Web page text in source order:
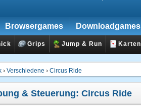
Browsergames Downloadgames
Grips Jump & Run Karten
› Verschiedene › Circus Ride
& Steuerung: Circus Ride